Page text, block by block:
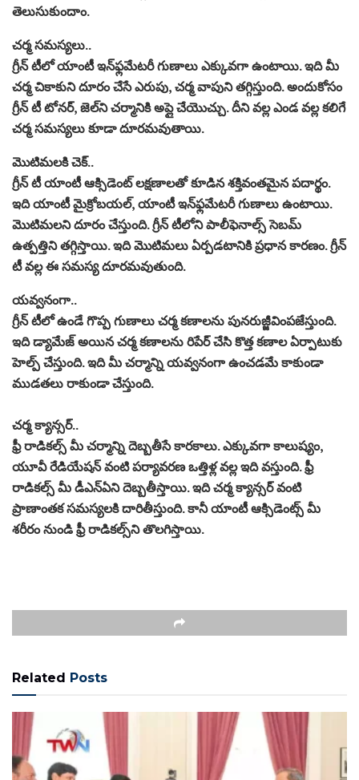
తెలుసుకుందాం.
చర్మ సమస్యలు..
గ్రీన్ టీలో యాంటీ ఇన్‌ఫ్లమేటరీ గుణాలు ఎక్కువగా ఉంటాయి. ఇది మీ
చర్మ చికాకుని దూరం చేసే ఎరుపు, చర్మ వాపుని తగ్గిస్తుంది. అందుకోసం
గ్రీన్ టీ టోనర్, జెల్‌ని చర్మానికి అప్లై చేయొచ్చు. దీని వల్ల ఎండ వల్ల కలిగే
చర్మ సమస్యలు కూడా దూరమవుతాయి.
మొటిమలకి చెక్..
గ్రీన్ టీ యాంటీ ఆక్సిడెంట్ లక్షణాలతో కూడిన శక్తివంతమైన పదార్థం.
ఇది యాంటీ మైక్రోబయల్, యాంటీ ఇన్‌ఫ్లమేటరీ గుణాలు ఉంటాయి.
మొటిమలని దూరం చేస్తుంది. గ్రీన్ టీలోని పాలీఫెనాల్స్ సెబమ్
ఉత్పత్తిని తగ్గిస్తాయి. ఇది మొటిమలు ఏర్పడటానికి ప్రధాన కారణం. గ్రీన్
టీ వల్ల ఈ సమస్య దూరమవుతుంది.
యవ్వనంగా..
గ్రీన్ టీలో ఉండే గొప్ప గుణాలు చర్మ కణాలను పునరుజ్జీవింపజేస్తుంది.
ఇది డ్యామేజ్ అయిన చర్మ కణాలను రిపేర్ చేసి కొత్త కణాల ఏర్పాటుకు
హెల్ప్ చేస్తుంది. ఇది మీ చర్మాన్ని యవ్వనంగా ఉంచడమే కాకుండా
ముడతలు రాకుండా చేస్తుంది.
చర్మ క్యాన్సర్..
ఫ్రీ రాడికల్స్ మీ చర్మాన్ని దెబ్బతీసే కారకాలు. ఎక్కువగా కాలుష్యం,
యూవీ రేడియేషన్ వంటి పర్యావరణ ఒత్తిళ్ల వల్ల ఇది వస్తుంది. ఫ్రీ
రాడికల్స్ మీ డీఎన్‌ఏని దెబ్బతీస్తాయి. ఇది చర్మ క్యాన్సర్ వంటి
ప్రాణాంతక సమస్యలకి దారితీస్తుంది. కానీ యాంటీ ఆక్సిడెంట్స్ మీ
శరీరం నుండి ఫ్రీ రాడికల్స్‌ని తొలగిస్తాయి.
Related Posts